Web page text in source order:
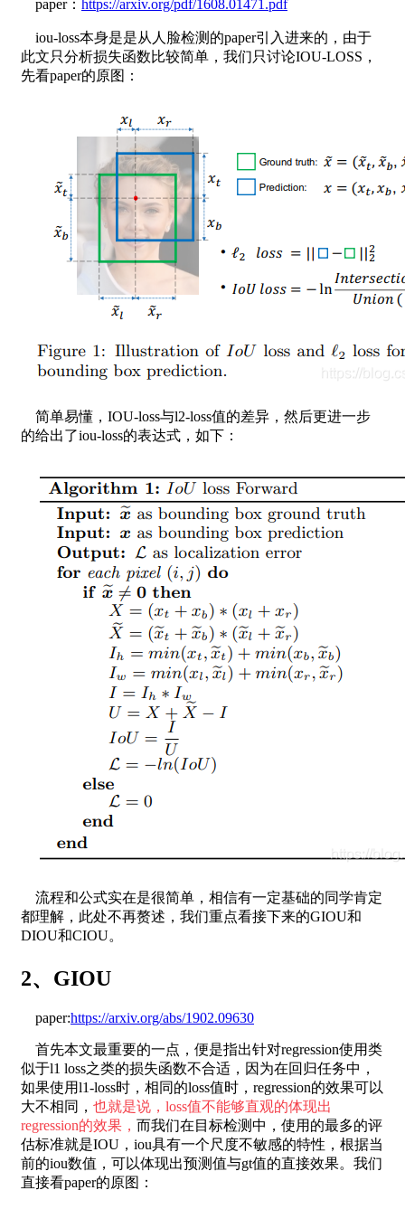
paper： https://arxiv.org/pdf/1608.01471.pdf
iou-loss本身是是从人脸检测的paper引入进来的，由于
此文只分析损失函数比较简单，我们只讨论IOU-LOSS，
先看paper的原图：
简单易懂，IOU-loss与l2-loss值的差异，然后更进一步
的给出了iou-loss的表达式，如下：
流程和公式实在是很简单，相信有一定基础的同学肯定
都理解，此处不再赘述，我们重点看接下来的GIOU和
DIOU和CIOU。
2、GIOU
paper:https://arxiv.org/abs/1902.09630
首先本文最重要的一点，便是指出针对regression使用类
似于l1 loss之类的损失函数不合适，因为在回归任务中，
如果使用l1-loss时，相同的loss值时，regression的效果可以
大不相同， 也就是说，loss值不能够直观的体现出
regression的效果， 而我们在目标检测中，使用的最多的评
估标准就是IOU，iou具有一个尺度不敏感的特性，根据当
前的iou数值，可以体现出预测值与gt值的直接效果。我们
直接看paper的原图：